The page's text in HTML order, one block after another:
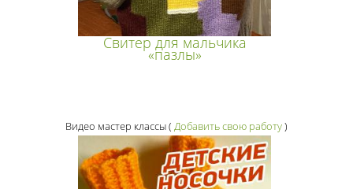
Свитер для мальчика
«пазлы»
Видео мастер классы( Добавить свою работу)